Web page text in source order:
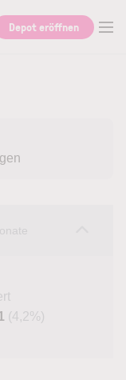
nach Aktie, Autor...
Depot eröffnen
(4,2%)